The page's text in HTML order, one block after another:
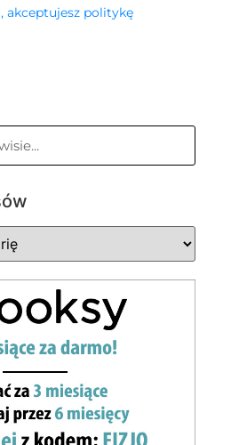
akceptujesz politykę